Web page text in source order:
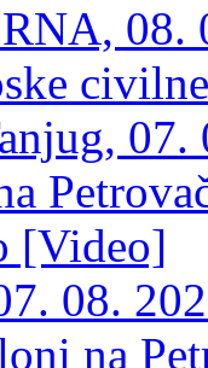
[Video]
08.
na